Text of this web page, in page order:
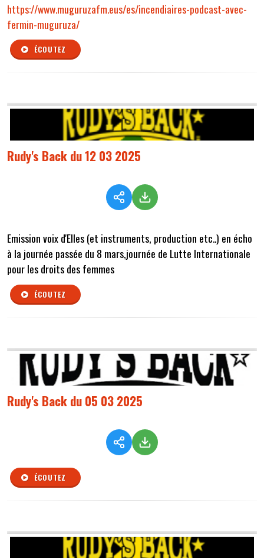
https://www.muguruzafm.eus/es/incendiaires-podcast-avec-
fermin-muguruza/
ÉCOUTEZ
Rudy's Back du 12 03 2025
Emission voix d'Elles (et instruments, production etc..) en écho
à la journée passée du 8 mars,journée de Lutte Internationale
pour les droits des femmes
ÉCOUTEZ
Rudy's Back du 05 03 2025
ÉCOUTEZ